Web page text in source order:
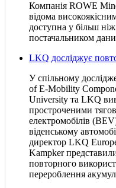
Компанія ROWE
відома
доступна у більш ніж
постачальником
LKQ досліджує
У спільному
of E-Mobility
University та LKQ
простроченими
електромобілів
віденському
директор LKQ
Kampker
повторного
перероблення